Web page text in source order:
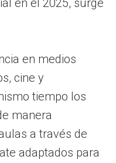
en medios
cine y
tiempo los
manera
a través de
adaptados para